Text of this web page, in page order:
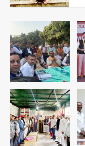
3
4
के
से